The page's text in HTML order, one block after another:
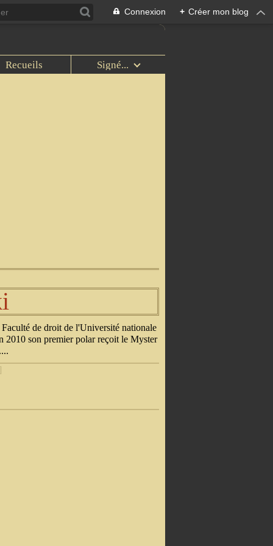
Connexion + Créer mon blog
Recueils Signé...
de droit de l'Université nationale
2010 son premier polar reçoit le Myster